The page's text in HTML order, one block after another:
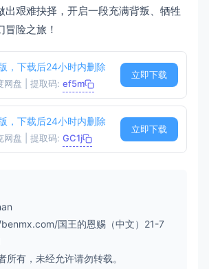
出艰难抉择，开启一段充满背叛、牺牲
险之旅！
，下载后24小时内删除
网盘 | 提取码: ef5m
立即下载
，下载后24小时内删除
网盘 | 提取码: GC1j
立即下载
国王的恩赐（中文）21-7
所有，未经允许请勿转载。